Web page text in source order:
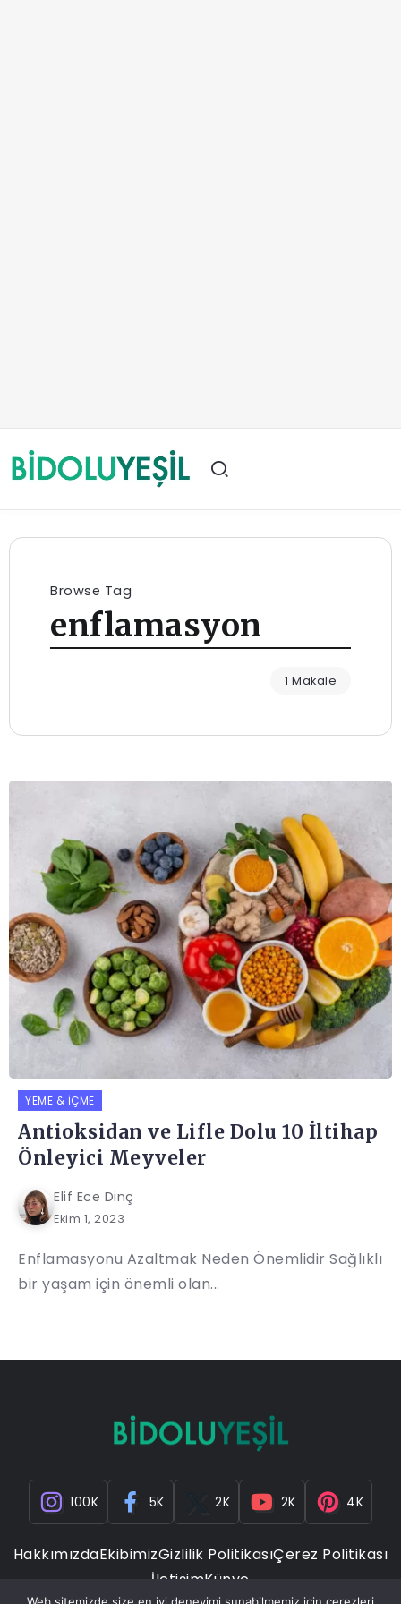
Browse Tag
enflamasyon
1 Makale
YEME & İÇME
Antioksidan ve Lifle Dolu 10 İltihap
Önleyici Meyveler
Elif Ece Dinç
Ekim 1, 2023
Enflamasyonu Azaltmak Neden Önemlidir Sağlıklı
bir yaşam için önemli olan...
100K 5K 2K 2K 4K
HakkımızdaEkibimizGizlilik PolitikasıÇerez Politikası
İletişimKünye